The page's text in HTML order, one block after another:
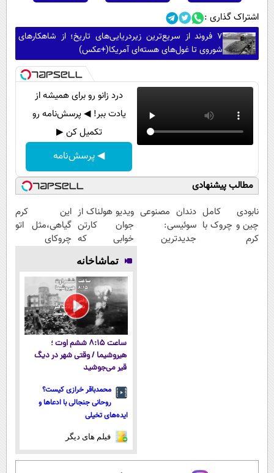
اشتراک گذاری :
۷ فروند از سریع‌ترین زیردریایی‌های تاریخ؛ از شاهکارهای
شوروی تا غول‌های هسته‌ای آمریکا(+عکس)
درد زانو رو برای همیشه از
یادت ببر! ◀ پرسش‌نامه رو
تکمیل کن ▶
◀ پرسش‌نامه
مطالب پیشنهادی
نابودی کامل
چین و چروک با
کرم
دندان مصنوعی
سوئیسی:
جدیدترین
ویدیو هولناک از
جوان کارتن
خوابی که
میلیاردر شد.
آموزش رایگان
این کرم
گیاهی،مثل اتو
چروکای
تماشاخانه
ساعت ۸:۱۵ ششم اوت ؛
هیروشیما / وقتی شهر در دیگ
قیر می‌جوشید
محمدباقر خرازی کیست؟
روحانی جنجالی با ادعاها و
ایده‌های تخیلی
فیلم های دیگر